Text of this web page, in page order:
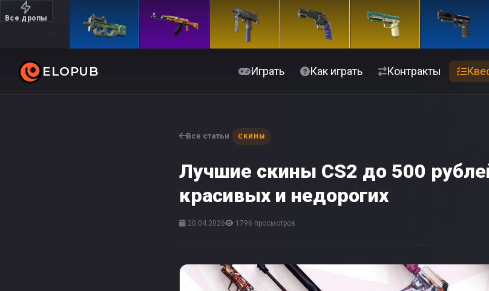
Все дропы
Дорогие
ELOPUB Играть Как играть Контракты
Все статьи СКИНЫ
Лучшие скины CS2 до 500
красивых и недорогих
20.04.2026 1796 просмотров